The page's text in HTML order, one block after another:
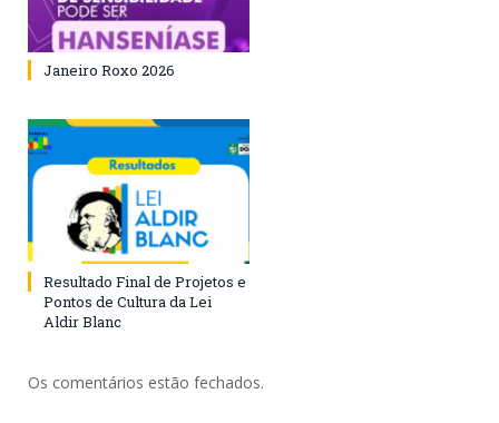
Janeiro Roxo 2026
Resultado Final de Projetos e
Pontos de Cultura da Lei
Aldir Blanc
Os comentários estão fechados.